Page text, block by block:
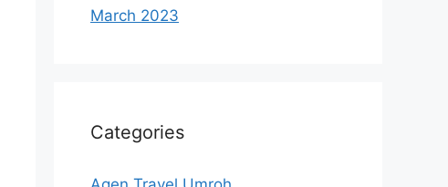
March 2023
Categories